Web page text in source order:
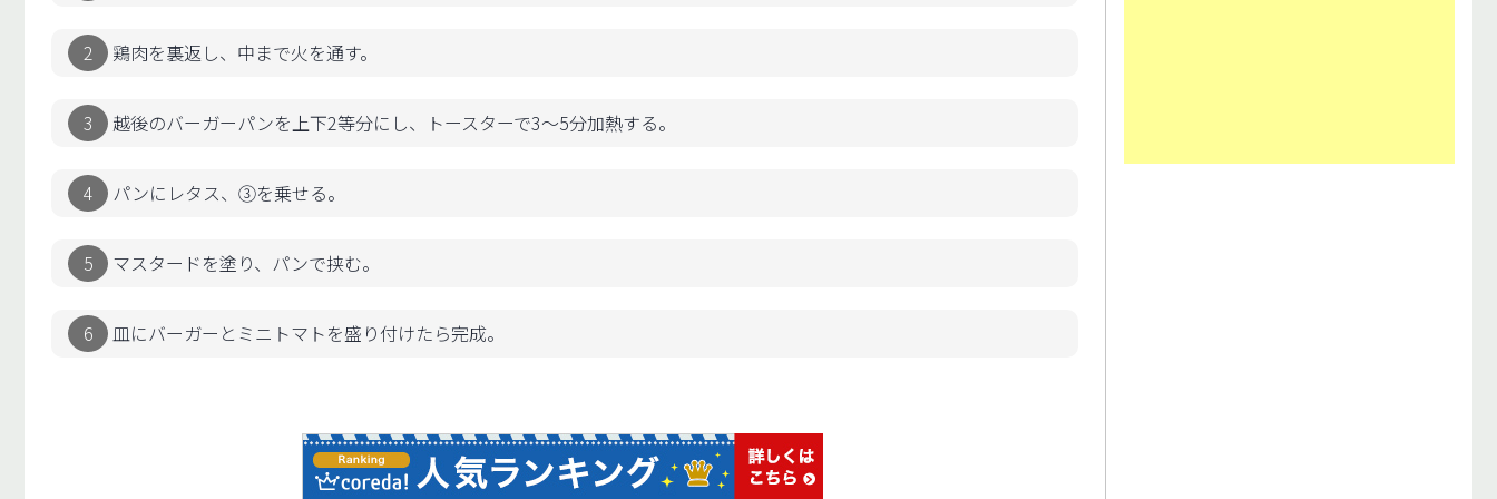
鶏肉を裏返し、中まで火を通す。
越後のバーガーパンを上下2等分にし、トースターで3～5分加熱する。
パンにレタス、③を乗せる。
マスタードを塗り、パンで挟む。
皿にバーガーとミニトマトを盛り付けたら完成。